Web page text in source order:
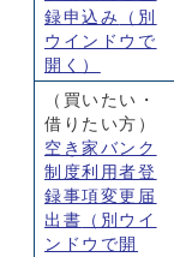
録申込み
（別
ウインドウで
開く）
（買いたい・
借りたい方）
空き家バンク
制度利用者登
録事項変更届
出書 （別ウイ
ンドウで開